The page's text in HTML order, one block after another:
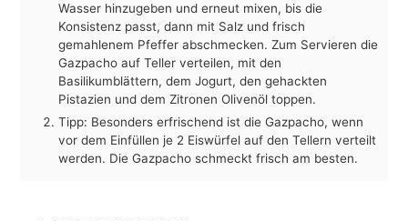
Wasser hinzugeben und erneut mixen, bis die
Konsistenz passt, dann mit Salz und frisch
gemahlenem Pfeffer abschmecken. Zum Servieren die
Gazpacho auf Teller verteilen, mit den
Basilikumblättern, dem Jogurt, den gehackten
Pistazien und dem Zitronen Olivenöl toppen.
Tipp: Besonders erfrischend ist die Gazpacho, wenn
vor dem Einfüllen je 2 Eiswürfel auf den Tellern verteilt
werden. Die Gazpacho schmeckt frisch am besten.